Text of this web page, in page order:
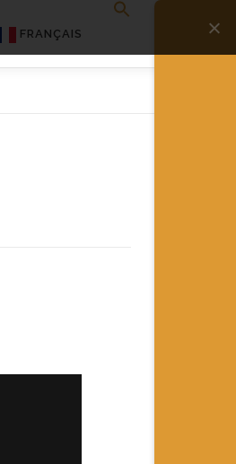
FRANÇAIS